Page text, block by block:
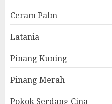
Ceram Palm
Latania
Pinang Kuning
Pinang Merah
Pokok Serdang Cina